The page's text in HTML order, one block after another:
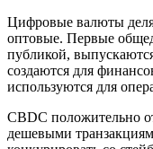
Цифровые валюты
оптовые. Первые
публикой,
создаются для
используются для
CBDC положительно
дешевыми